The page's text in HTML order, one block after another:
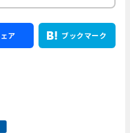
ア ブックマーク